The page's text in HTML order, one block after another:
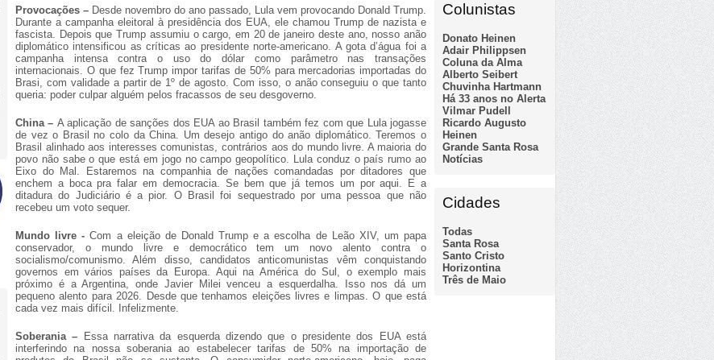
Provocações – Desde novembro do ano passado, Lula vem provocando Donald Trump.
Durante a campanha eleitoral à presidência dos EUA, ele chamou Trump de nazista e
fascista. Depois que Trump assumiu o cargo, em 20 de janeiro deste ano, nosso anão
diplomático intensificou as críticas ao presidente norte-americano. A gota d’água foi a
campanha intensa contra o uso do dólar como parâmetro nas transações
internacionais. O que fez Trump impor tarifas de 50% para mercadorias importadas do
Brasi, com validade a partir de 1º de agosto. Com isso, o anão conseguiu o que tanto
queria: poder culpar alguém pelos fracassos de seu desgoverno.
China – A aplicação de sanções dos EUA ao Brasil também fez com que Lula jogasse
de vez o Brasil no colo da China. Um desejo antigo do anão diplomático. Teremos o
Brasil alinhado aos interesses comunistas, contrários aos do mundo livre. A maioria do
povo não sabe o que está em jogo no campo geopolítico. Lula conduz o país rumo ao
Eixo do Mal. Estaremos na companhia de nações comandadas por ditadores que
enchem a boca pra falar em democracia. Se bem que já temos um por aqui. E a
ditadura do Judiciário é a pior. O Brasil foi sequestrado por uma pessoa que não
recebeu um voto sequer.
Mundo livre -Com a eleição de Donald Trump e a escolha de Leão XIV, um papa
conservador, o mundo livre e democrático tem um novo alento contra o
socialismo/comunismo. Além disso, candidatos anticomunistas vêm conquistando
governos em vários países da Europa. Aqui na América do Sul, o exemplo mais
próximo é a Argentina, onde Javier Milei venceu a esquerdalha. Isso nos dá um
pequeno alento para 2026. Desde que tenhamos eleições livres e limpas. O que está
cada vez mais difícil. Infelizmente.
Soberania –
Essa narrativa da esquerda dizendo que o presidente dos EUA está
interferindo na nossa soberania ao estabelecer tarifas de 50% na importação de
Colunistas
Donato Heinen
Adair Philippsen
Coluna da Alma
Alberto Seibert
Chuvinha Hartmann
Há 33 anos no Alerta
Vilmar Pudell
Ricardo Augusto
Heinen
Grande Santa Rosa
Notícias
Cidades
Todas
Santa Rosa
Santo Cristo
Horizontina
Três de Maio